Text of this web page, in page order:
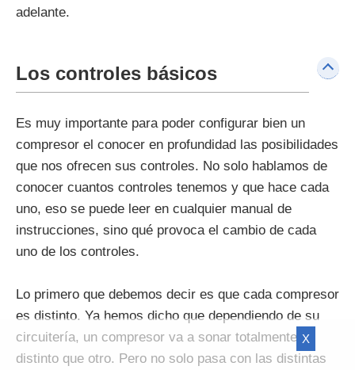
adelante.
Los controles básicos
Es muy importante para poder configurar bien un
compresor el conocer en profundidad las posibilidades
que nos ofrecen sus controles. No solo hablamos de
conocer cuantos controles tenemos y que hace cada
uno, eso se puede leer en cualquier manual de
instrucciones, sino qué provoca el cambio de cada
uno de los controles.
Lo primero que debemos decir es que cada compresor
es distinto. Ya hemos dicho que dependiendo de su
circuitería, un compresor va a sonar totalmente
distinto que otro. Pero no solo pasa con las distintas
X